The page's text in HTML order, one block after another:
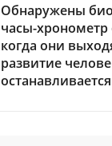
Обнаружены
часы-
когда они
развитие
останавливается